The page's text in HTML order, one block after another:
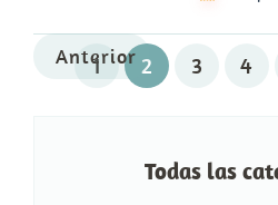
Anterior
1 2 3 4
Todas las